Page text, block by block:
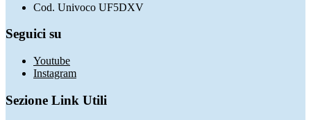
Cod. Univoco UF5DXV
Seguici su
Youtube
Instagram
Sezione Link Utili